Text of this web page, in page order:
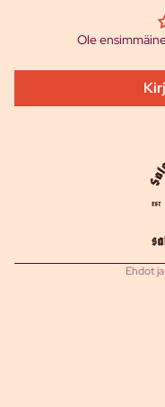
Ole
Ehdot
Oikeudellinen